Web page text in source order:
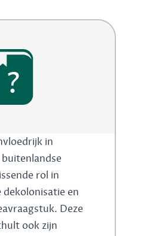
?
in
rol in
dekolonisatie en
Deze
ook zijn